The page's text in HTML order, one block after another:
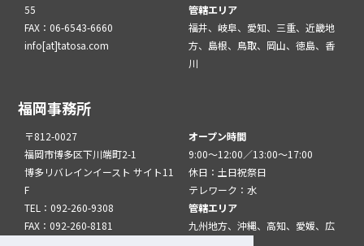
55
FAX：06-6543-6660
info[at]tatosa.com
管轄エリア
福井、岐阜、愛知、三重、近畿地
方、島根、鳥取、岡山、徳島、香
川
福岡事務所
〒812-0027
福岡市博多区下川端町2-1
博多リバレインイースト サイト11
F
TEL：092-260-9308
FAX：092-260-8181
オープン時間
9:00～12:00／13:00～17:00
休日：土日祝祭日
テレワーク：水
管轄エリア
九州地方、沖縄、高知、愛媛、広